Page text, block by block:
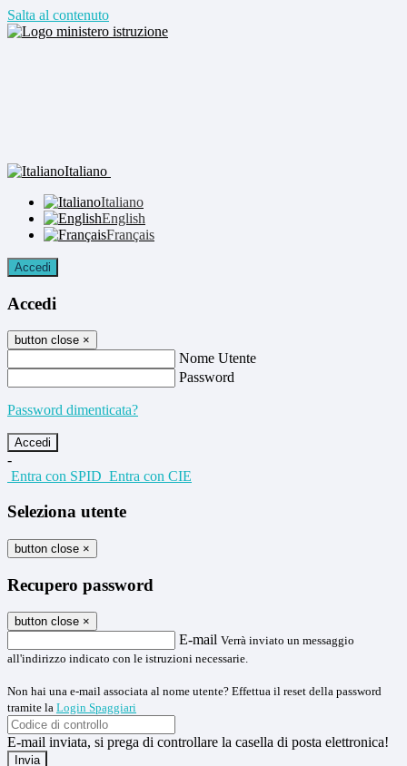
Salta al contenuto
Italiano
Italiano
English
Français
Accedi
Accedi
button close ×
Nome Utente
Password
Password dimenticata?
-
Entra con SPID Entra con CIE
Seleziona utente
button close ×
Recupero password
button close ×
E-mail Verrà inviato un messaggio
all'indirizzo indicato con le istruzioni necessarie.
Non hai una e-mail associata al nome utente? Effettua il reset della password
tramite la Login Spaggiari
E-mail inviata, si prega di controllare la casella di posta elettronica!